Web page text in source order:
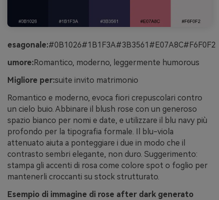
esagonale:#0B1026#1B1F3A#3B3561#E07A8C#F6F0F2
umore:Romantico, moderno, leggermente humorous
Migliore per:suite invito matrimonio
Romantico e moderno, evoca fiori crepuscolari contro
un cielo buio. Abbinare il blush rose con un generoso
spazio bianco per nomi e date, e utilizzare il blu navy più
profondo per la tipografia formale. Il blu-viola
attenuato aiuta a ponteggiare i due in modo che il
contrasto sembri elegante, non duro. Suggerimento:
stampa gli accenti di rosa come colore spot o foglio per
mantenerli croccanti su stock strutturato.
Esempio di immagine di rose after dark generato